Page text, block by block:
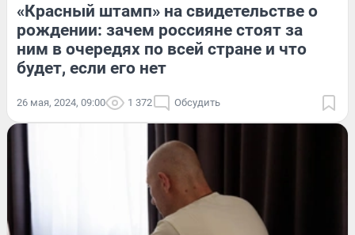
«Красный штамп» на свидетельстве о
рождении: зачем россияне стоят за
ним в очередях по всей стране и что
будет, если его нет
26 мая, 2024, 09:00 1 372 Обсудить